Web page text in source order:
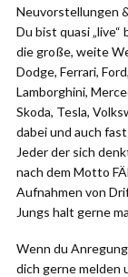
Neuvorstellungen
Du bist quasi
die große, weite
Dodge, Ferrari,
Lamborghini,
Skoda, Tesla,
dabei und auch
Jeder der sich
nach dem Motto
Aufnahmen von
Jungs halt gerne
Wenn du
dich gerne melden